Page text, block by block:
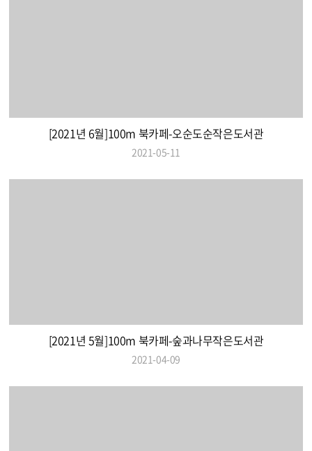
[2021년 6월]100m 북카페-오순도순작은도서관
2021-05-11
[2021년 5월]100m 북카페-숲과나무작은도서관
2021-04-09